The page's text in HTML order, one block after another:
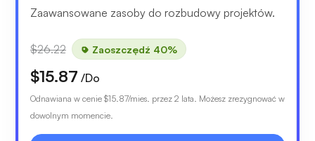
Zaawansowane zasoby do rozbudowy projektów.
$26.22 Zaoszczędź 40%
$15.87 /Do
Odnawiana w cenie $15.87/mies. przez 2 lata. Możesz zrezygnować w
dowolnym momencie.